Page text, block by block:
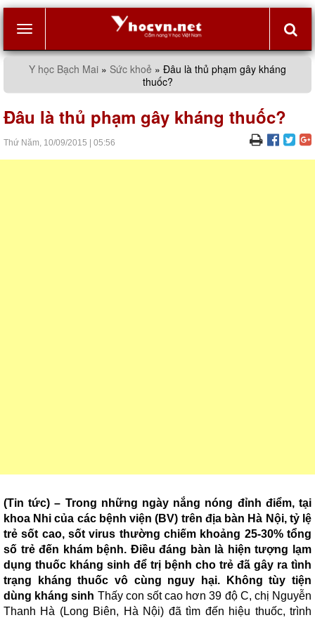
Y học Bạch Mai » Sức khoẻ » Đâu là thủ phạm gây kháng
thuốc?
Đâu là thủ phạm gây kháng thuốc?
Thứ Năm, 10/09/2015 05:56
(Tin tức) – Trong những ngày nắng nóng đỉnh điểm, tại
khoa Nhi của các bệnh viện (BV) trên địa bàn Hà Nội, tỷ lệ
trẻ sốt cao, sốt virus thường chiếm khoảng 25-30% tổng
số trẻ đến khám bệnh. Điều đáng bàn là hiện tượng lạm
dụng thuốc kháng sinh để trị bệnh cho trẻ đã gây ra tình
trạng kháng thuốc vô cùng nguy hại.
Không tùy tiện
dùng kháng sinh Thấy con sốt cao hơn 39 độ C, chị Nguyễn
Thanh Hà (Long Biên, Hà Nội) đã tìm đến hiệu thuốc, trình